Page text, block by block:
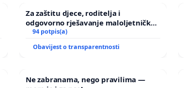
Za zaštitu djece, roditelja i
odgovorno rješavanje maloljetničkog
nasilja
94 potpis(a)
Obavijest o transparentnosti
Ne zabranama, nego pravilima —